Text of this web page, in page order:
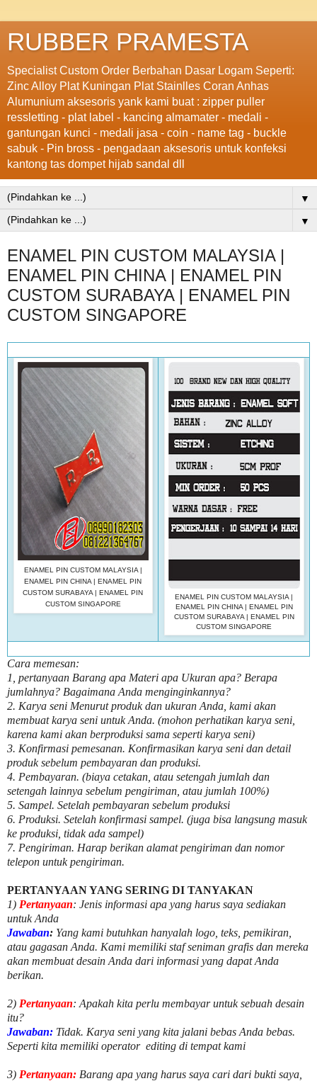
RUBBER PRAMESTA
Specialist Custom Order Berbahan Dasar Logam Seperti:
Zinc Alloy Plat Kuningan Plat Stainlles Coran Anhas
Alumunium aksesoris yank kami buat : zipper puller
ressletting - plat label - kancing almamater - medali -
gantungan kunci - medali jasa - coin - name tag - buckle
sabuk - Pin bross - pengadaan aksesoris untuk konfeksi
kantong tas dompet hijab sandal dll
▼
▼
ENAMEL PIN CUSTOM MALAYSIA |
ENAMEL PIN CHINA | ENAMEL PIN
CUSTOM SURABAYA | ENAMEL PIN
CUSTOM SINGAPORE
ENAMEL PIN CUSTOM MALAYSIA |
ENAMEL PIN CHINA | ENAMEL PIN
CUSTOM SURABAYA | ENAMEL PIN
CUSTOM SINGAPORE
ENAMEL PIN CUSTOM MALAYSIA |
ENAMEL PIN CHINA | ENAMEL PIN
CUSTOM SURABAYA | ENAMEL PIN
CUSTOM SINGAPORE
Cara memesan:
1, pertanyaan Barang apa Materi apa Ukuran apa? Berapa
jumlahnya? Bagaimana Anda menginginkannya?
2. Karya seni Menurut produk dan ukuran Anda, kami akan
membuat karya seni untuk Anda. (mohon perhatikan karya seni,
karena kami akan berproduksi sama seperti karya seni)
3. Konfirmasi pemesanan. Konfirmasikan karya seni dan detail
produk sebelum pembayaran dan produksi.
4. Pembayaran. (biaya cetakan, atau setengah jumlah dan
setengah lainnya sebelum pengiriman, atau jumlah 100%)
5. Sampel. Setelah pembayaran sebelum produksi
6. Produksi. Setelah konfirmasi sampel. (juga bisa langsung masuk
ke produksi, tidak ada sampel)
7. Pengiriman. Harap berikan alamat pengiriman dan nomor
telepon untuk pengiriman.
PERTANYAAN YANG SERING DI TANYAKAN
1) Pertanyaan: Jenis informasi apa yang harus saya sediakan
untuk Anda
Jawaban: Yang kami butuhkan hanyalah logo, teks, pemikiran,
atau gagasan Anda. Kami memiliki staf seniman grafis dan mereka
akan membuat desain Anda dari informasi yang dapat Anda
berikan.
2) Pertanyaan: Apakah kita perlu membayar untuksebuah desain
itu?
Jawaban: Tidak. Karya seni yang kita jalani bebas Anda bebas.
Seperti kita memiliki operator editing di tempat kami
3) Pertanyaan: Barang apa yang harus saya cari dari bukti saya,